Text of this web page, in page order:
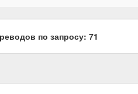
по запросу: 71